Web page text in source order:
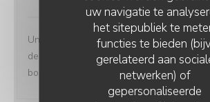
uw navigatie te
het sitepubliek te
functies te bieden
gerelateerd aan
netwerken) of
gepersonaliseerde
Un moment très agréable en terrasse -
des plats - portions copieuses - Service
bonne humeur.